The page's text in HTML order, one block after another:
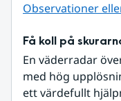
Observationer
Få koll på
En väderradar
med hög
ett värdefullt